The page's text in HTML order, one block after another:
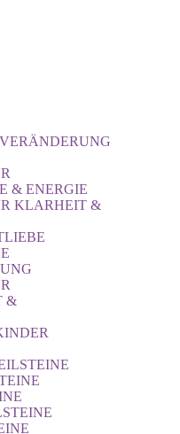
& ENERGIE
KLARHEIT &
&